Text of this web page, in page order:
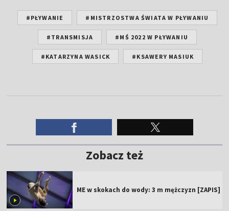
#PŁYWANIE #MISTRZOSTWA ŚWIATA W PŁYWANIU
#TRANSMISJA #MŚ 2022 W PŁYWANIU
#KATARZYNA WASICK #KSAWERY MASIUK
Zobacz też
ME w skokach do wody: 3 m mężczyzn [ZAPIS]